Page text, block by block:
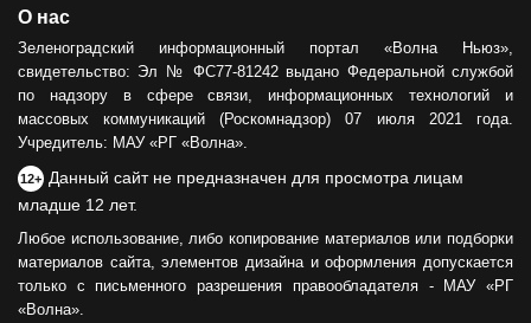
О нас
Зеленоградский информационный портал «Волна Ньюз»,
свидетельство: Эл № ФС77-81242 выдано Федеральной службой
по надзору в сфере связи, информационных технологий и
массовых коммуникаций (Роскомнадзор) 07 июля 2021 года.
Учредитель: МАУ «РГ «Волна».
12+ Данный сайт не предназначен для просмотра лицам
младше 12 лет.
Любое использование, либо копирование материалов или подборки
материалов сайта, элементов дизайна и оформления допускается
только с письменного разрешения правообладателя - МАУ «РГ
«Волна».